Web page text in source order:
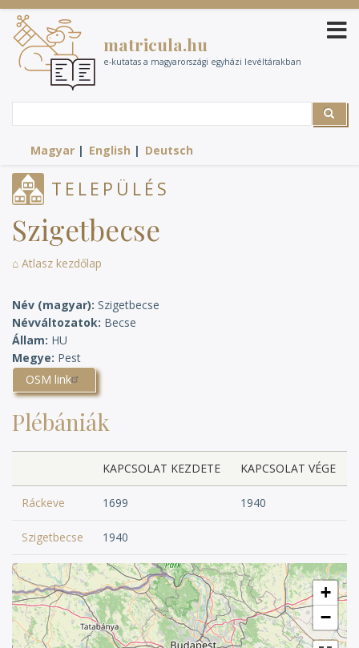
Ugrás
tartalomra
matricula.hu
e-kutatas a magyarországi egyházi levéltárakban
Search
Magyar English Deutsch
TELEPÜLÉS
Szigetbecse
⌂ Atlasz kezdőlap
Név (magyar) Szigetbecse
Névváltozatok Becse
Állam HU
Megye Pest
OSM link
Plébániák
KAPCSOLAT KEZDETE KAPCSOLAT VÉGE
Ráckeve 1699 1940
Szigetbecse 1940
+
−